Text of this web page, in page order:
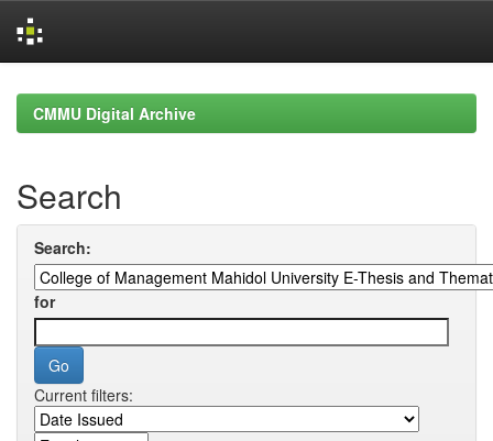
navigationCMMU Digital Archive
Search
Search:
for
Current filters: